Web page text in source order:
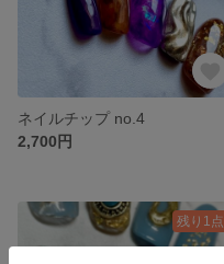
ネイルチップ no.4
2,700円
残り1点